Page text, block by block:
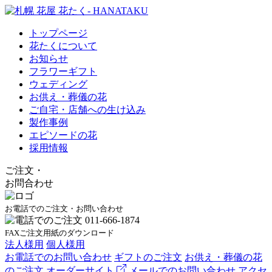
トップページ
花たくについて
お知らせ
フラワーギフト
ウェディング
お供え・葬儀の花
ご自宅・店舗への生け込み
製作事例
エピソードの花
採用情報
ご注文 ・
お問合わせ
お電話でのご注文・お問い合わせ
FAXご注文用紙のダウンロード
法人様用 個人様用
お電話でのお問い合わせ ギフトのご注文 お供え・葬儀の花